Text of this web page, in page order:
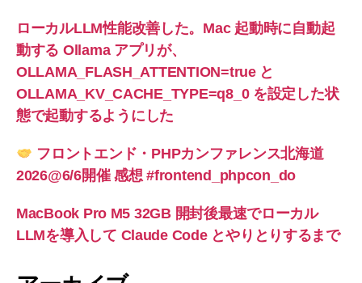
ローカルLLM性能改善した。Mac 起動時に自動起
動する Ollama アプリが、
OLLAMA_FLASH_ATTENTION=true と
OLLAMA_KV_CACHE_TYPE=q8_0 を設定した状
態で起動するようにした
フロントエンド・PHPカンファレンス北海道
2026@6/6開催 感想 #frontend_phpcon_do
MacBook Pro M5 32GB 開封後最速でローカル
LLMを導入して Claude Code とやりとりするまで